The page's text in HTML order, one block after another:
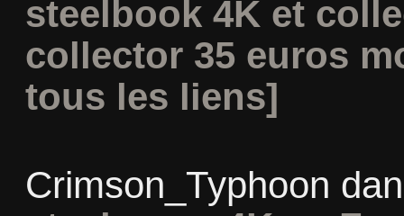
steelbook 4K et
collector 35 euros
tous les liens]
Crimson_Typhoon